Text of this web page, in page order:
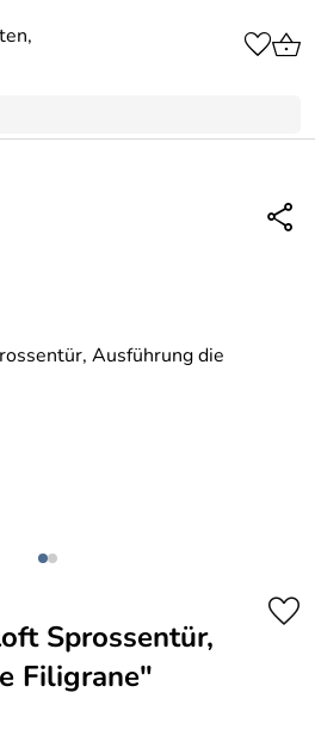
Sprossentür,
Filigrane"